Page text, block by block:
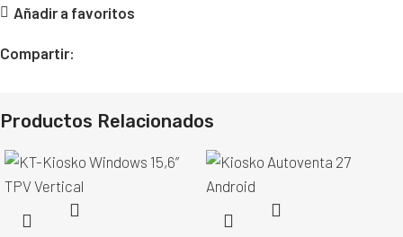
Añadir a favoritos
Compartir:
Productos Relacionados